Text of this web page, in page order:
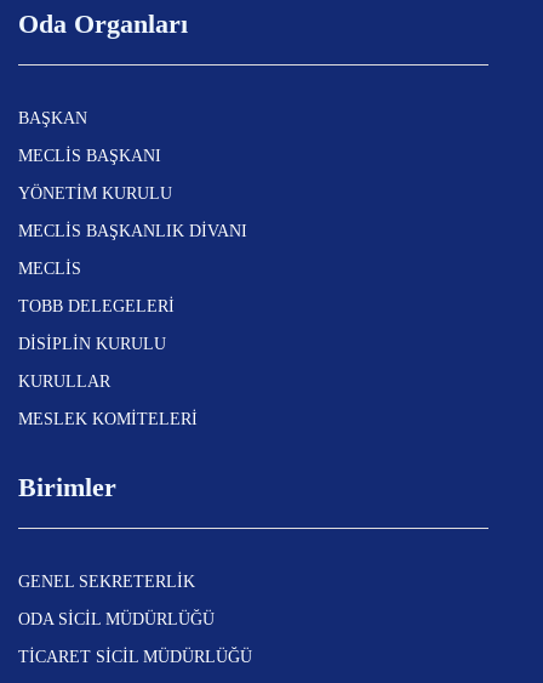
Oda Organları
BAŞKAN
MECLİS BAŞKANI
YÖNETİM KURULU
MECLİS BAŞKANLIK DİVANI
MECLİS
TOBB DELEGELERİ
DİSİPLİN KURULU
KURULLAR
MESLEK KOMİTELERİ
Birimler
GENEL SEKRETERLİK
ODA SİCİL MÜDÜRLÜĞÜ
TİCARET SİCİL MÜDÜRLÜĞÜ